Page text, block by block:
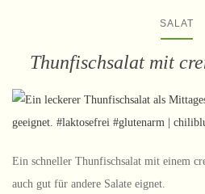
SALAT
Thunfischsalat mit
Ein schneller Thunfischsalat mit einem
auch gut für andere Salate eignet.